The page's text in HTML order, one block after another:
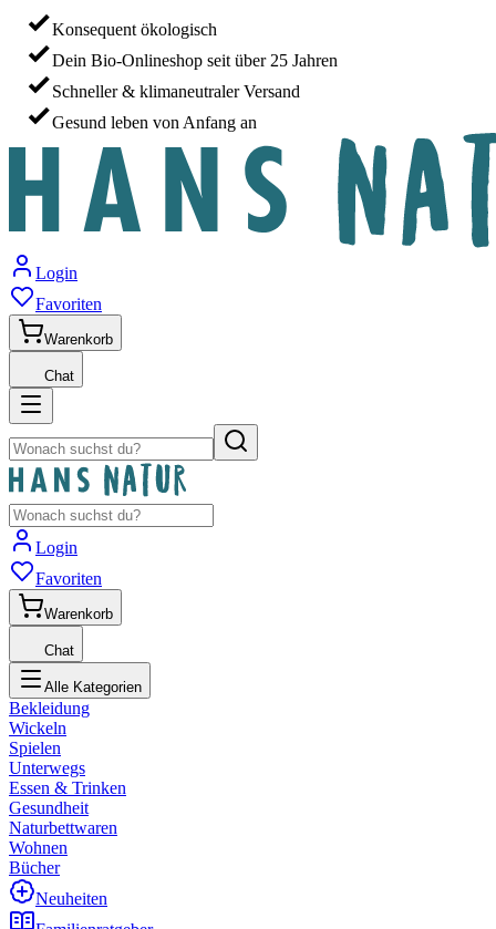
Konsequent ökologisch
Dein Bio-Onlineshop seit über 25 Jahren
Schneller & klimaneutraler Versand
Gesund leben von Anfang an
Login
Favoriten
Warenkorb
Chat
Login
Favoriten
Warenkorb
Chat
Alle Kategorien
Bekleidung
Wickeln
Spielen
Unterwegs
Essen & Trinken
Gesundheit
Naturbettwaren
Wohnen
Bücher
Neuheiten